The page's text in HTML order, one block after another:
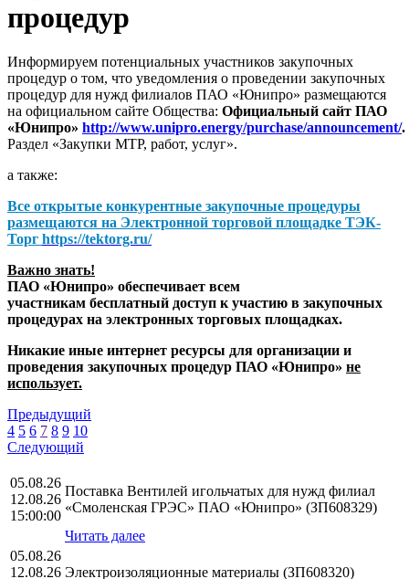
процедур
Информируем потенциальных участников закупочных
процедур о том, что уведомления о проведении закупочных
процедур для нужд филиалов ПАО «Юнипро» размещаются
на официальном сайте Общества: Официальный сайт ПАО
«Юнипро» http://www.unipro.energy/purchase/announcement/.
Раздел «Закупки МТР, работ, услуг».
а также:
Все открытые конкурентные закупочные процедуры
размещаются на Электронной торговой площадке ТЭК-
Торг https://tektorg.ru/
Важно знать!
ПАО «Юнипро» обеспечивает всем
участникам бесплатный доступ к участию в закупочных
процедурах на электронных торговых площадках.
Никакие иные интернет ресурсы для организации и
проведения закупочных процедур ПАО «Юнипро» не
использует.
Предыдущий
4 5 6 7 8 9 10
Следующий
05.08.26
12.08.26
15:00:00
Поставка Вентилей игольчатых для нужд филиал
«Смоленская ГРЭС» ПАО «Юнипро» (ЗП608329)
Читать далее
05.08.26
12.08.26 Электроизоляционные материалы (ЗП608320)